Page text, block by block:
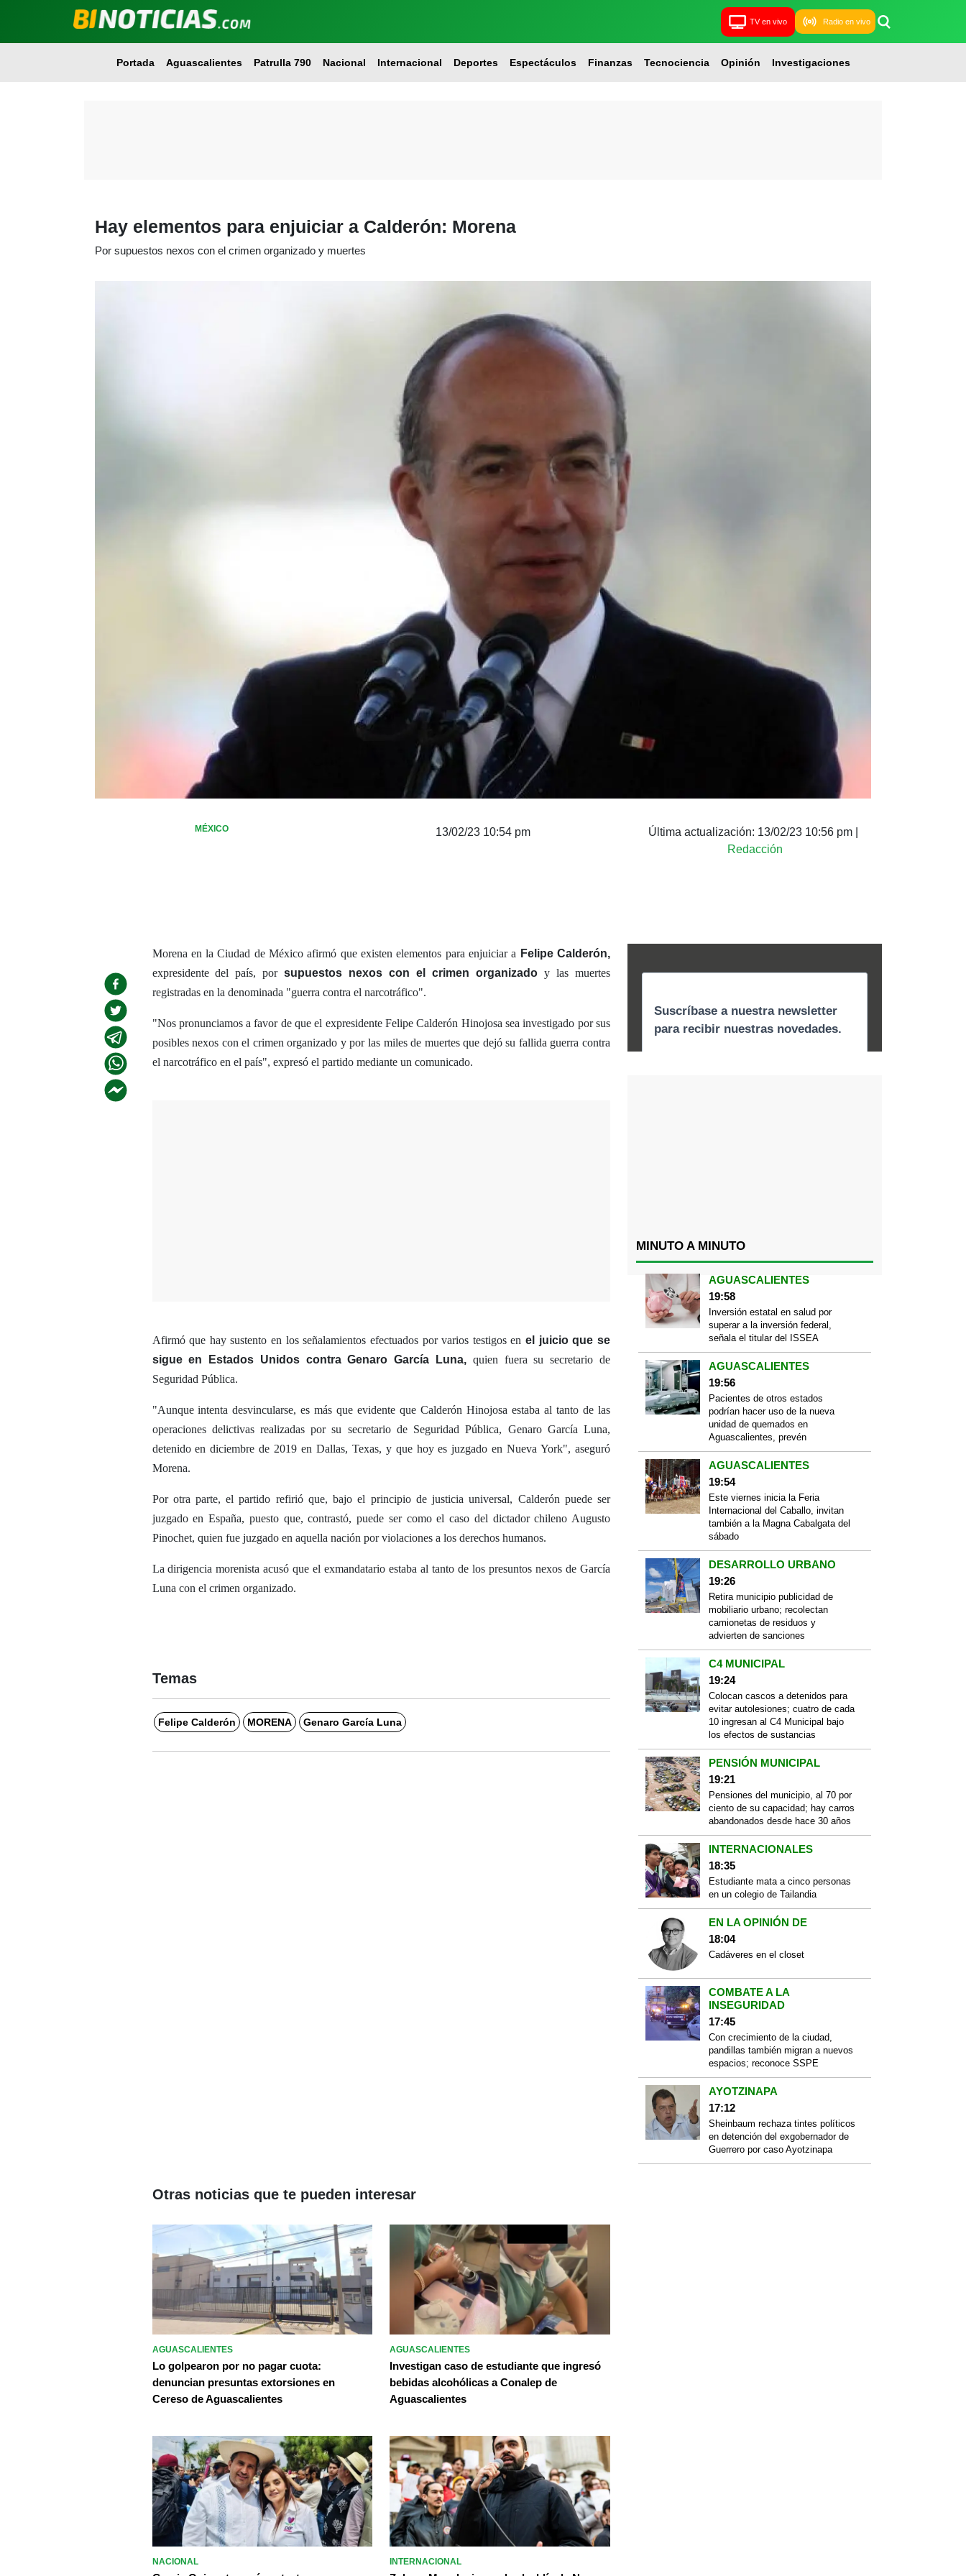
TV en vivo Radio en vivo
Portada Aguascalientes Patrulla 790 Nacional Internacional Deportes Espectáculos Finanzas Tecnociencia Opinión Investigaciones
Hay elementos para enjuiciar a Calderón: Morena
Por supuestos nexos con el crimen organizado y muertes
MÉXICO 13/02/23 10:54 pm Última actualización: 13/02/23 10:56 pm
Redacción
Morena en la Ciudad de México afirmó que existen elementos para enjuiciar a Felipe Calderón,
expresidente del país, porsupuestos nexos con el crimen organizado y las muertes
registradas en la denominada "guerra contra el narcotráfico".
"Nos pronunciamos a favor de que el expresidente Felipe Calderón Hinojosa sea investigado por sus
posibles nexos con el crimen organizado y por las miles de muertes que dejó su fallida guerra contra
el narcotráfico en el país", expresó el partido mediante un comunicado.
Afirmó que hay sustento en los señalamientos efectuados por varios testigos enel juicio que se
sigue en Estados Unidos contra Genaro García Luna, quien fuera su secretario de
Seguridad Pública.
"Aunque intenta desvincularse, es más que evidente que Calderón Hinojosa estaba al tanto de las
operaciones delictivas realizadas por su secretario de Seguridad Pública, Genaro García Luna,
detenido en diciembre de 2019 en Dallas, Texas, y que hoy es juzgado en Nueva York", aseguró
Morena.
Por otra parte, el partido refirió que, bajo el principio de justicia universal, Calderón puede ser
juzgado en España, puesto que, contrastó, puede ser como el caso del dictador chileno Augusto
Pinochet, quien fue juzgado en aquella nación por violaciones a los derechos humanos.
La dirigencia morenista acusó que el exmandatario estaba al tanto de los presuntos nexos de García
Luna con el crimen organizado.
Temas
Felipe Calderón MORENA Genaro García Luna
MINUTO A MINUTO
AGUASCALIENTES
19:58
Inversión estatal en salud por
superar a la inversión federal,
señala el titular del ISSEA
AGUASCALIENTES
19:56
Pacientes de otros estados
podrían hacer uso de la nueva
unidad de quemados en
Aguascalientes, prevén
AGUASCALIENTES
19:54
Este viernes inicia la Feria
Internacional del Caballo, invitan
también a la Magna Cabalgata del
sábado
DESARROLLO URBANO
19:26
Retira municipio publicidad de
mobiliario urbano; recolectan
camionetas de residuos y
advierten de sanciones
C4 MUNICIPAL
19:24
Colocan cascos a detenidos para
evitar autolesiones; cuatro de cada
10 ingresan al C4 Municipal bajo
los efectos de sustancias
PENSIÓN MUNICIPAL
19:21
Pensiones del municipio, al 70 por
ciento de su capacidad; hay carros
abandonados desde hace 30 años
INTERNACIONALES
18:35
Estudiante mata a cinco personas
en un colegio de Tailandia
EN LA OPINIÓN DE
18:04
Cadáveres en el closet
COMBATE A LA
INSEGURIDAD
17:45
Con crecimiento de la ciudad,
pandillas también migran a nuevos
espacios; reconoce SSPE
AYOTZINAPA
17:12
Sheinbaum rechaza tintes políticos
en detención del exgobernador de
Guerrero por caso Ayotzinapa
Otras noticias que te pueden interesar
AGUASCALIENTES
Lo golpearon por no pagar cuota:
denuncian presuntas extorsiones en
Cereso de Aguascalientes
AGUASCALIENTES
Investigan caso de estudiante que ingresó
bebidas alcohólicas a Conalep de
Aguascalientes
NACIONAL INTERNACIONAL